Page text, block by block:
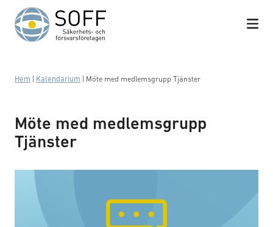
Hoppa till innehåll
Hem Kalendarium Möte med medlemsgrupp Tjänster
Möte med medlemsgrupp
Tjänster